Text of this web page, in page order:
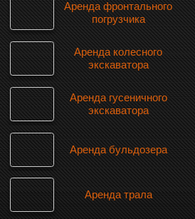
Аренда фронтального
погрузчика
Аренда колесного
экскаватора
Аренда гусеничного
экскаватора
Аренда бульдозера
Аренда трала